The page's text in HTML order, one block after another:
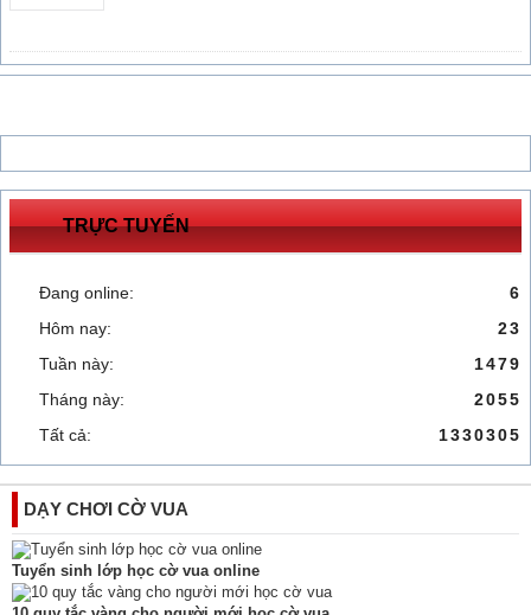
TRỰC TUYẾN
Đang online:
6
Hôm nay:
23
Tuần này:
1479
Tháng này:
2055
Tất cả:
1330305
DẠY CHƠI CỜ VUA
Tuyển sinh lớp học cờ vua online